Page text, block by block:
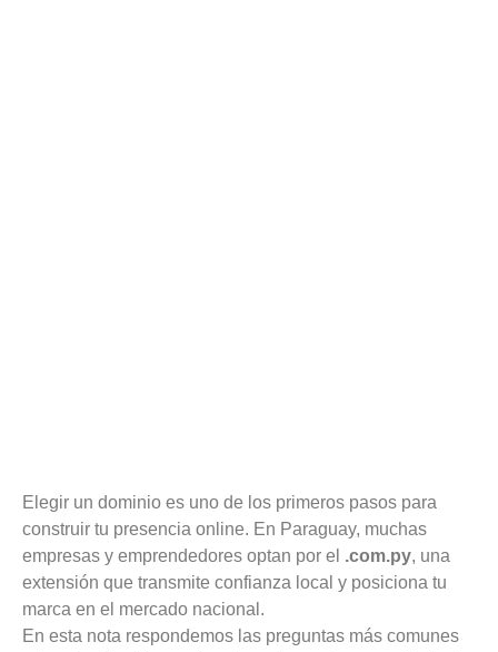
Elegir un dominio es uno de los primeros pasos para
construir tu presencia online. En Paraguay, muchas
empresas y emprendedores optan por el .com.py, una
extensión que transmite confianza local y posiciona tu
marca en el mercado nacional.
En esta nota respondemos las preguntas más comunes